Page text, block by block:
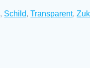
, Schild,Transparent,